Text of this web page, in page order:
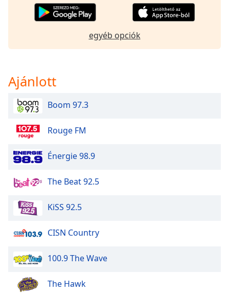
Beginning
window.
cancel
close
window.
Text
Color
Background
Opacity
egyéb opciók
Ajánlott
Boom 97.3
Rouge FM
Énergie 98.9
The Beat 92.5
KiSS 92.5
CISN Country
100.9 The Wave
The Hawk